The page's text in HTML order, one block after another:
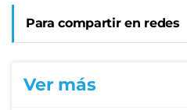
Para compartir en redes
Ver más